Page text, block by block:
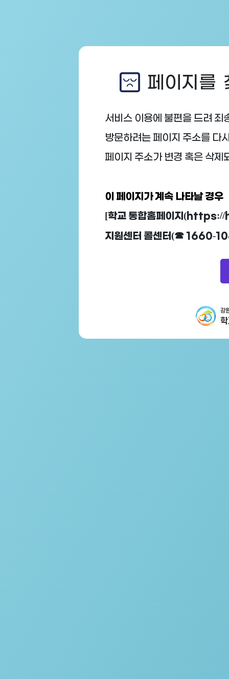
페이지를
서비스 이용에 불편을 드려 죄
방문하려는 페이지 주소를 다
페이지 주소가 변경 혹은 삭제
이 페이지가 계속 나타날 경우
[학교 통합홈페이지
지원센터 콜센터(☎ 1660-